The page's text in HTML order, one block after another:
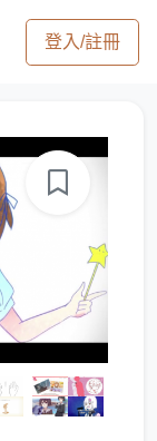
登入/註冊